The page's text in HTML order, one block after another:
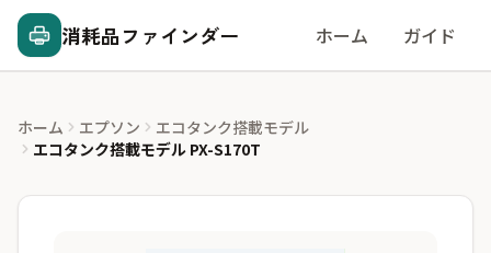
消耗品ファインダー ホーム ガイド
ホーム エプソン
エコタンク搭載モデル
エコタンク搭載モデル PX-S170T